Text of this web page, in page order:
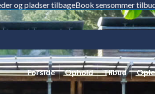
Forside Ophold Tilbud
tilbageBook sensommer tilbud nu,